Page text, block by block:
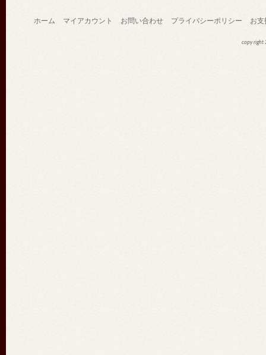
ホーム マイアカウント お問い合わせ プライバシーポリシー お支
copy right